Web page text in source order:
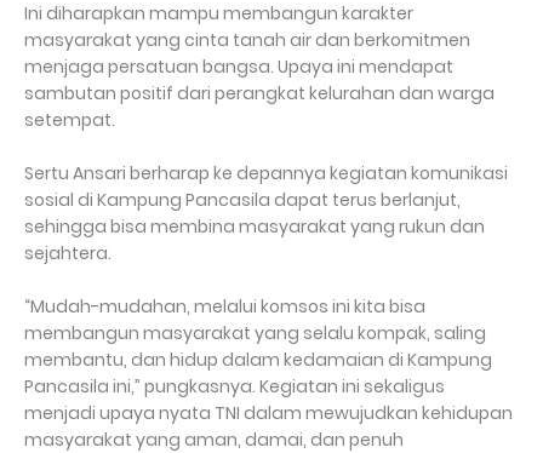
Ini diharapkan mampu membangun karakter
masyarakat yang cinta tanah air dan berkomitmen
menjaga persatuan bangsa. Upaya ini mendapat
sambutan positif dari perangkat kelurahan dan warga
setempat.
Sertu Ansari berharap ke depannya kegiatan komunikasi
sosial di Kampung Pancasila dapat terus berlanjut,
sehingga bisa membina masyarakat yang rukun dan
sejahtera.
“Mudah-mudahan, melalui komsos ini kita bisa
membangun masyarakat yang selalu kompak, saling
membantu, dan hidup dalam kedamaian di Kampung
Pancasila ini,” pungkasnya. Kegiatan ini sekaligus
menjadi upaya nyata TNI dalam mewujudkan kehidupan
masyarakat yang aman, damai, dan penuh